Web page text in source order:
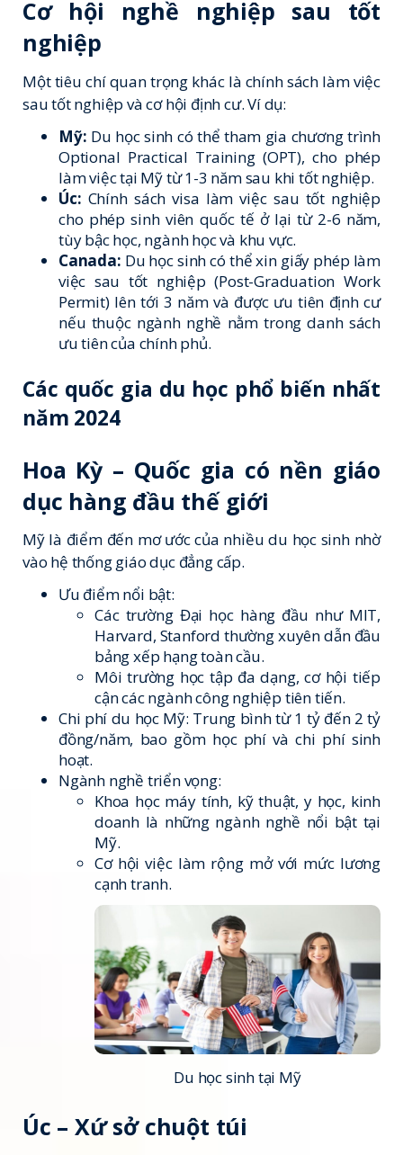
Cơ hội nghề nghiệp sau tốt
nghiệp
Một tiêu chí quan trọng khác là chính sách làm việc
sau tốt nghiệp và cơ hội định cư. Ví dụ:
Mỹ: Du học sinh có thể tham gia chương trình
Optional Practical Training (OPT), cho phép
làm việc tại Mỹ từ 1-3 năm sau khi tốt nghiệp.
Úc: Chính sách visa làm việc sau tốt nghiệp
cho phép sinh viên quốc tế ở lại từ 2-6 năm,
tùy bậc học, ngành học và khu vực.
Canada: Du học sinh có thể xin giấy phép làm
việc sau tốt nghiệp (Post-Graduation Work
Permit) lên tới 3 năm và được ưu tiên định cư
nếu thuộc ngành nghề nằm trong danh sách
ưu tiên của chính phủ.
Các quốc gia du học phổ biến nhất
năm 2024
Hoa Kỳ – Quốc gia có nền giáo
dục hàng đầu thế giới
Mỹ là điểm đến mơ ước của nhiều du học sinh nhờ
vào hệ thống giáo dục đẳng cấp.
Ưu điểm nổi bật:
Các trường Đại học hàng đầu như MIT,
Harvard, Stanford thường xuyên dẫn đầu
bảng xếp hạng toàn cầu.
Môi trường học tập đa dạng, cơ hội tiếp
cận các ngành công nghiệp tiên tiến.
Chi phí du học Mỹ: Trung bình từ 1 tỷ đến 2 tỷ
đồng/năm, bao gồm học phí và chi phí sinh
hoạt.
Ngành nghề triển vọng:
Khoa học máy tính, kỹ thuật, y học, kinh
doanh là những ngành nghề nổi bật tại
Mỹ.
Cơ hội việc làm rộng mở với mức lương
cạnh tranh.
Du học sinh tại Mỹ
Úc – Xứ sở chuột túi